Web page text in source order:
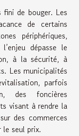
fini de bouger. Les
de certains
périphériques,
dépasse le
à la sécurité, à
Les municipalités
parfois
des foncières
visant à rendre la
des commerces
le seul prix.